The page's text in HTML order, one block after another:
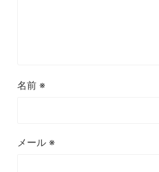
名前 ※
メール ※